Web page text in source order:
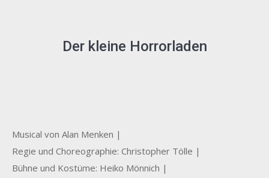
Der kleine Horrorladen
Musical von Alan Menken |
Regie und Choreographie: Christopher Tölle |
Bühne und Kostüme: Heiko Mönnich |